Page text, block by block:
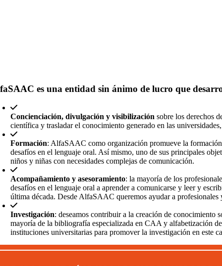
es unaentidad sin ánimo de lucro que
Concienciación, divulgación y visibilización sobre los derechos
científica y trasladar el conocimiento generado en las
Formación: AlfaSAAC como organización promueve la formación
desafíos en el lenguaje oral. Así mismo, uno de sus principales
niños y niñas con necesidades complejas de comunicación.
Acompañamiento y asesoramiento: la mayoría de los
desafíos en el lenguaje oral a aprender a comunicarse y leer y
última década. Desde AlfaSAAC queremos ayudar a
Investigación: deseamos contribuir a la creación de conocimiento
mayoría de la bibliografía especializada en CAA y alfabetización
instituciones universitarias para promover la investigación en este